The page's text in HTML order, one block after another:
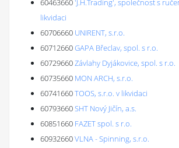
60463660'J.H.Trading', společnost s
likvidaci
60706660 UNIRENT, s.r.o.
60712660GAPA Břeclav, spol. s r.o.
60729660Závlahy Dyjákovice, spol. s r.o.
60735660 MON ARCH, s.r.o.
60741660TOOS, s.r.o. v likvidaci
60793660SHT Nový Jičín, a.s.
60851660 FAZET spol. s r.o.
60932660VLNA - Spinning, s.r.o.